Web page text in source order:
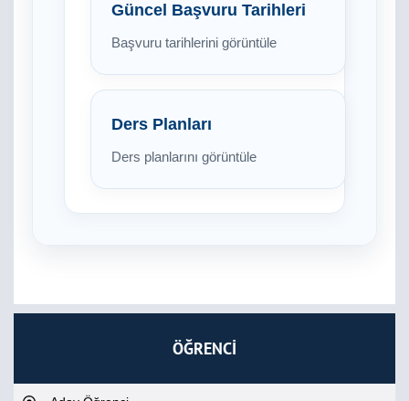
ÖĞRENCİ
Güncel Başvuru Tarihleri
Başvuru tarihlerini görüntüle
Ders Planları
Ders planlarını görüntüle